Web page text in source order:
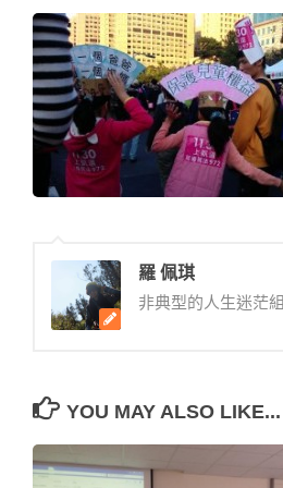
羅 佩琪
非典型的人生迷茫
YOU MAY ALSO LIKE...